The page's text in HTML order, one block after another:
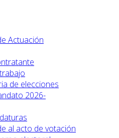
Actuación
de elecciones
2026-
al acto de votación